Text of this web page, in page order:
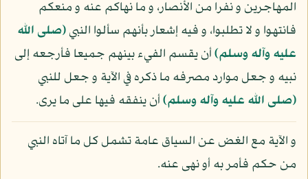
المهاجرين و نفرا من الأنصار، و ما نهاكم عنه و منعكم
فانتهوا و لا تطلبوا، و فيه إشعار بأنهم سألوا النبي(صلى الله
عليه وآله وسلم)أن يقسم الفيء بينهم جميعا فأرجعه إلى
نبيه و جعل موارد مصرفه ما ذكره في الآية و جعل للنبي
(صلى الله عليه وآله وسلم)أن ينفقه فيها على ما يرى.
و الآية مع الغض عن السياق عامة تشمل كل ما آتاه النبي
من حكم فأمر به أو نهى عنه.